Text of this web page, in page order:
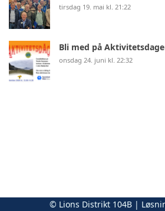
tirsdag 19. mai kl. 21:22
Bli med på
onsdag 24. juni kl. 22:32
© Lions Distrikt 104B |